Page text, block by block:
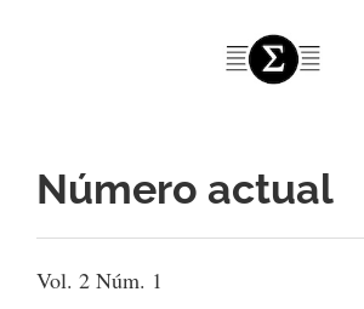
Número actual
Vol. 2 Núm. 1